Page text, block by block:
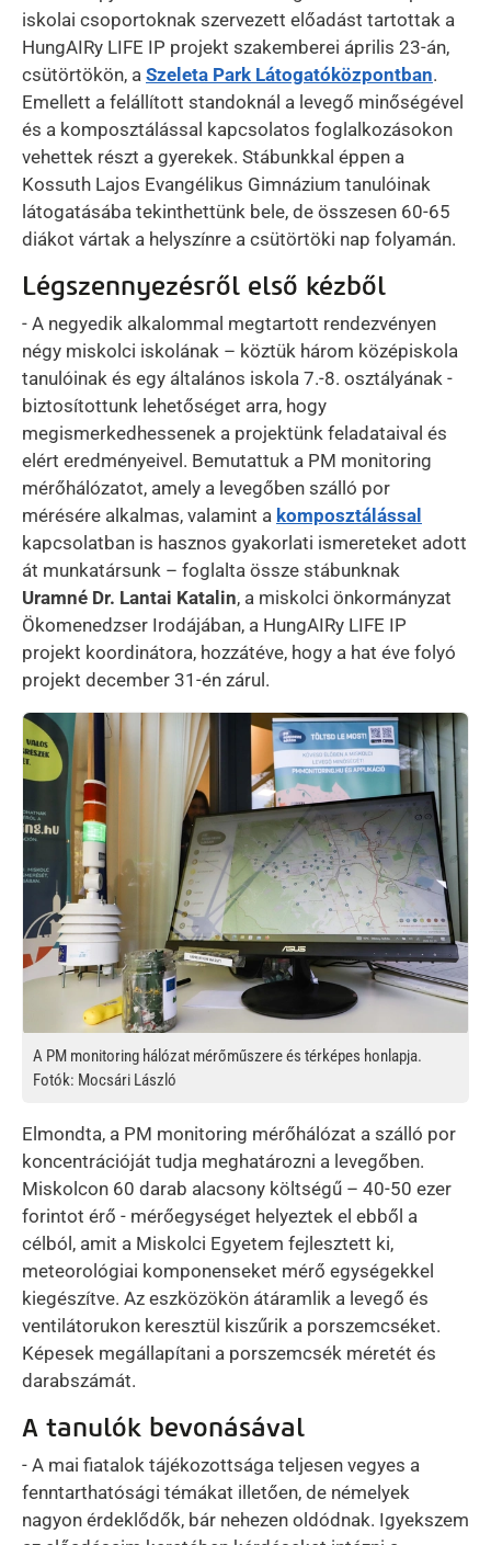
iskolai csoportoknak szervezett előadást tartottak a
HungAIRy LIFE IP projekt szakemberei április 23-án,
csütörtökön, a Szeleta Park Látogatóközpontban.
Emellett a felállított standoknál a levegő minőségével
és a komposztálással kapcsolatos foglalkozásokon
vehettek részt a gyerekek. Stábunkkal éppen a
Kossuth Lajos Evangélikus Gimnázium tanulóinak
látogatásába tekinthettünk bele, de összesen 60-65
diákot vártak a helyszínre a csütörtöki nap folyamán.
Légszennyezésről első kézből
- A negyedik alkalommal megtartott rendezvényen
négy miskolci iskolának – köztük három középiskola
tanulóinak és egy általános iskola 7.-8. osztályának -
biztosítottunk lehetőséget arra, hogy
megismerkedhessenek a projektünk feladataival és
elért eredményeivel. Bemutattuk a PM monitoring
mérőhálózatot, amely a levegőben szálló por
mérésére alkalmas, valamint a komposztálással
kapcsolatban is hasznos gyakorlati ismereteket adott
át munkatársunk – foglalta össze stábunknak
Uramné Dr. Lantai Katalin, a miskolci önkormányzat
Ökomenedzser Irodájában, a HungAIRy LIFE IP
projekt koordinátora, hozzátéve, hogy a hat éve folyó
projekt december 31-én zárul.
Kép
A PM monitoring hálózat mérőműszere és térképes honlapja.
Fotók: Mocsári László
Elmondta, a PM monitoring mérőhálózat a szálló por
koncentrációját tudja meghatározni a levegőben.
Miskolcon 60 darab alacsony költségű – 40-50 ezer
forintot érő - mérőegységet helyeztek el ebből a
célból, amit a Miskolci Egyetem fejlesztett ki,
meteorológiai komponenseket mérő egységekkel
kiegészítve. Az eszközökön átáramlik a levegő és
ventilátorukon keresztül kiszűrik a porszemcséket.
Képesek megállapítani a porszemcsék méretét és
darabszámát.
A tanulók bevonásával
- A mai fiatalok tájékozottsága teljesen vegyes a
fenntarthatósági témákat illetően, de némelyek
nagyon érdeklődők, bár nehezen oldódnak. Igyekszem